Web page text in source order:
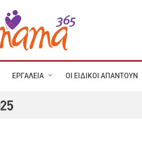
ΕΡΓΑΛΕΙΑ ΟΙ ΕΙΔΙΚΟΙ ΑΠΑΝΤΟΥΝ